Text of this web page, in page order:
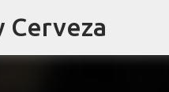
Cerveza